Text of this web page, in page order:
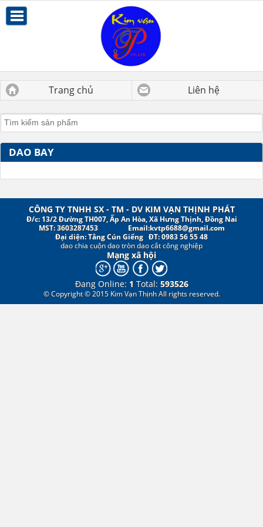
Trang chủ Liên hệ
DAO BAY
CÔNG TY TNHH SX - TM - DV KIM VẠN THỊNH PHÁT
Đ/c: 13/2 Đường TH007, Ấp An Hòa, Xã Hưng Thịnh, Đồng Nai
MST: 3603287453
Email:kvtp6688@gmail.com
Đại diện: Tằng Cún Giểng ĐT: 0983 56 55 48
dao chia cuộndao tròndao cắt công nghiệp
Mạng xã hội
Đang Online: 1 Total: 593526
© Copyright © 2015 Kim Vạn Thịnh All rights reserved.